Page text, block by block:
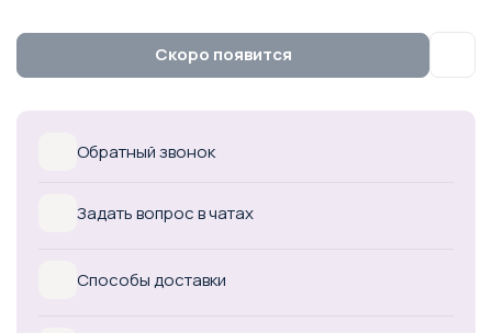
Скоро появится
Обратный звонок
Задать вопрос в чатах
Способы доставки